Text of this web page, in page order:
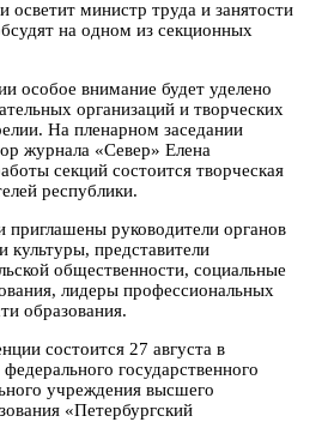
министр труда и занятости
на одном из секционных
особое внимание будет уделено
организаций и творческих
На пленарном заседании
журнала «Север» Елена
секций состоится творческая
республики.
руководители органов
культуры, представители
общественности, социальные
лидеры профессиональных
образования.
состоится 27 августа в
государственного
учреждения высшего
«Петербургский